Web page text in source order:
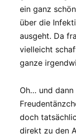
ein ganz
über die
ausgeht. Da
vielleicht
ganze
Oh… und
doch
direkt zu den